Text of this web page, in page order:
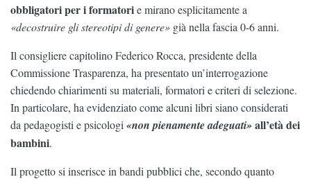
obbligatori per i formatorie mirano esplicitamente a
«decostruire gli stereotipi di genere» già nella fascia 0-6 anni.
Il consigliere capitolino Federico Rocca, presidente della
Commissione Trasparenza, ha presentato un’interrogazione
chiedendo chiarimenti su materiali, formatori e criteri di selezione.
In particolare, ha evidenziato come alcuni libri siano considerati
da pedagogisti e psicologi «non pienamente adeguati»all’età dei
bambini.
Il progetto si inserisce in bandi pubblici che, secondo quanto